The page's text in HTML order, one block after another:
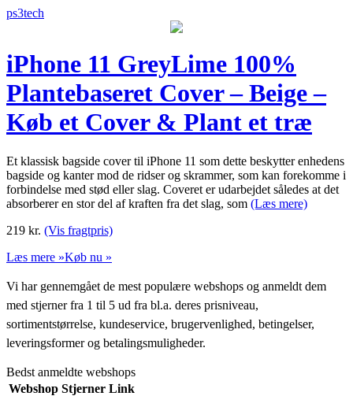
ps3tech
iPhone 11 GreyLime 100%
Plantebaseret Cover – Beige –
Køb et Cover & Plant et træ
Et klassisk bagside cover til iPhone 11 som dette beskytter enhedens
bagside og kanter mod de ridser og skrammer, som kan forekomme i
forbindelse med stød eller slag. Coveret er udarbejdet således at det
absorberer en stor del af kraften fra det slag, som (Læs mere)
219 kr. (Vis fragtpris)
Læs mere »Køb nu »
Vi har gennemgået de mest populære webshops og anmeldt dem
med stjerner fra 1 til 5 ud fra bl.a. deres prisniveau,
sortimentstørrelse, kundeservice, brugervenlighed, betingelser,
leveringsformer og betalingsmuligheder.
Bedst anmeldte webshops
Webshop Stjerner Link